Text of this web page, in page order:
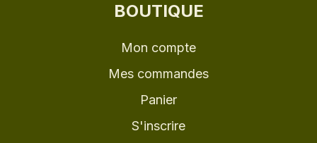
BOUTIQUE
Mon compte
Mes commandes
Panier
S'inscrire